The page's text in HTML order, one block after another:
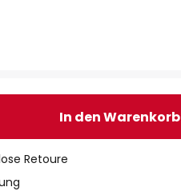
In den Warenkorb
Retoure